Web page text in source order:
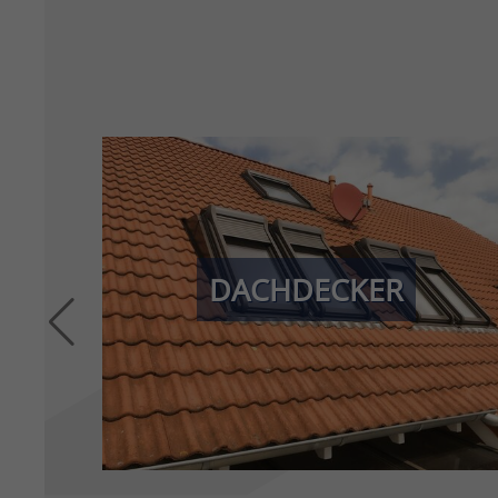
DACHDECKER
Ihr Dach in besten Händen! Wir bieten Ihnen
umfassende Dacharbeiten, von Flach- und
Steildächern über Dachdämmung bis zur
Dachsanierung. Mit unserer Erfahrung und
modernster Technik sorgen wir dafür, dass Ihr Dach
langlebig, sicher und energieeffizient bleibt.
» MEHR ERFAHREN